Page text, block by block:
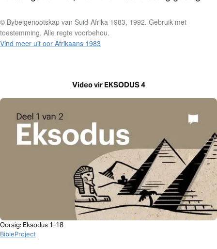
© Bybelgenootskap van Suid-Afrika 1983, 1992. Gebruik met
toestemming. Alle regte voorbehou.
Vind meer uit oor Afrikaans 1983
Video vir EKSODUS 4
Oorsig: Eksodus 1-18
BibleProject